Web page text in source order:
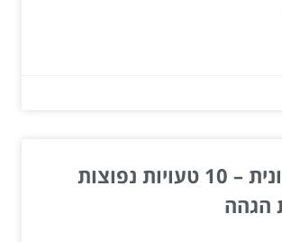
הגהה לשונית – 10 טעויות נפוצות
הגהה